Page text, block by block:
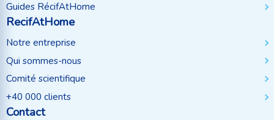
Guides RécifAtHome
RecifAtHome
Notre entreprise
Qui sommes-nous
Comité scientifique
+40 000 clients
Contact